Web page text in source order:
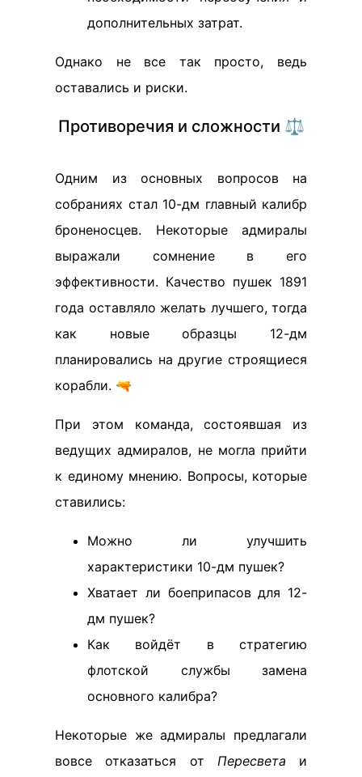
дополнительных затрат.
Однако не все так просто, ведь
оставались и риски.
Противоречия и сложности ⚖️
Одним из основных вопросов на
собраниях стал 10-дм главный калибр
броненосцев. Некоторые адмиралы
выражали сомнение в его
эффективности. Качество пушек 1891
года оставляло желать лучшего, тогда
как новые образцы 12-дм
планировались на другие строящиеся
корабли. 🔫
При этом команда, состоявшая из
ведущих адмиралов, не могла прийти
к единому мнению. Вопросы, которые
ставились:
Можно ли улучшить
характеристики 10-дм пушек?
Хватает ли боеприпасов для 12-
дм пушек?
Как войдёт в стратегию
флотской службы замена
основного калибра?
Некоторые же адмиралы предлагали
вовсе отказаться от Пересвета и